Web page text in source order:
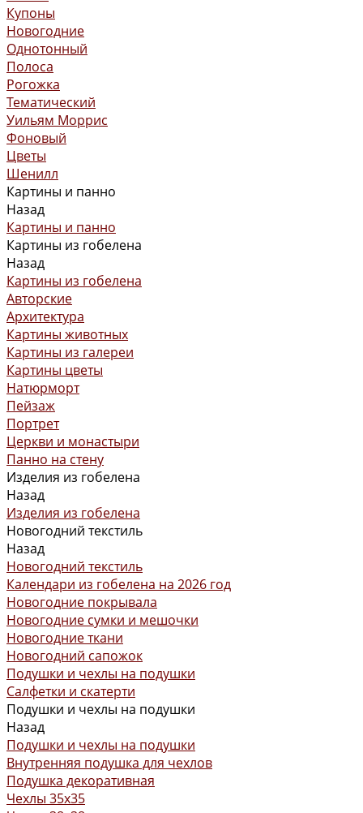
Купоны
Новогодние
Однотонный
Полоса
Рогожка
Тематический
Уильям Моррис
Фоновый
Цветы
Шенилл
Картины и панно
Назад
Картины и панно
Картины из гобелена
Назад
Картины из гобелена
Авторские
Архитектура
Картины животных
Картины из галереи
Картины цветы
Натюрморт
Пейзаж
Портрет
Церкви и монастыри
Панно на стену
Изделия из гобелена
Назад
Изделия из гобелена
Новогодний текстиль
Назад
Новогодний текстиль
Календари из гобелена на 2026 год
Новогодние покрывала
Новогодние сумки и мешочки
Новогодние ткани
Новогодний сапожок
Подушки и чехлы на подушки
Салфетки и скатерти
Подушки и чехлы на подушки
Назад
Подушки и чехлы на подушки
Внутренняя подушка для чехлов
Подушка декоративная
Чехлы 35x35